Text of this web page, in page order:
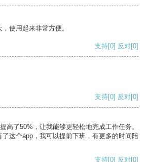
使用起来非常方便。
支持[0] 反对[0]
支持[0] 反对[0]
高了50%，让我能够更轻松地完成工作任务。
这个app，我可以提前下班，有更多的时间陪
支持[0] 反对[0]